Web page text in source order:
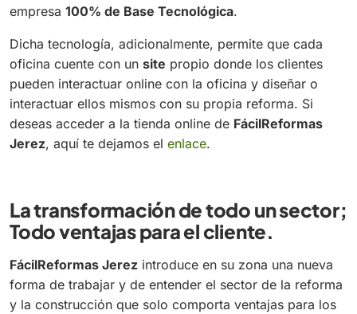
empresa 100% de Base Tecnológica.
Dicha tecnología, adicionalmente, permite que cada
oficina cuente con un site propio donde los clientes
pueden interactuar online con la oficina y diseñar o
interactuar ellos mismos con su propia reforma. Si
deseas acceder a la tienda online de FácilReformas
Jerez, aquí te dejamos el enlace.
La transformación de todo un sector;
Todo ventajas para el cliente.
FácilReformas Jerez introduce en su zona una nueva
forma de trabajar y de entender el sector de la reforma
y la construcción que solo comporta ventajas para los